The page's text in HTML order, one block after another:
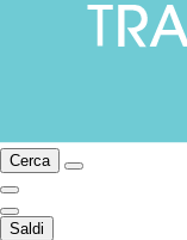
Cerca
Saldi